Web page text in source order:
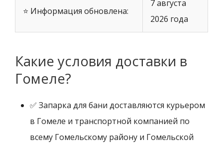
⭐ Информация обновлена:
7 августа
2026 года
Какие условия доставки в
Гомеле?
✅ Запарка для бани доставляются курьером
в Гомеле и транспортной компанией по
всему Гомельскому району и Гомельской